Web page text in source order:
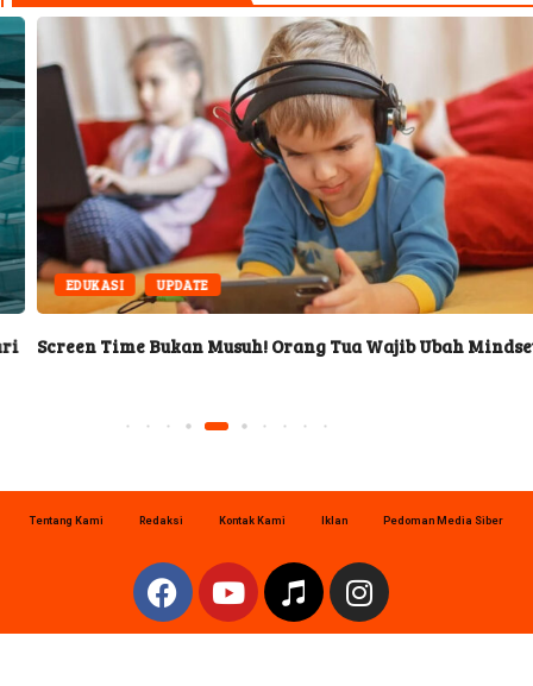
EDUKASI UPDATE
Screen Time Bukan Musuh! Orang Tua Wajib Ubah Mindset di
Tentang Kami Redaksi Kontak Kami Iklan Pedoman Media Siber